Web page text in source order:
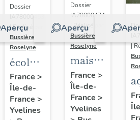
Aperçu
Dossier
| Réalisé par
Bussière
Roselyne
école
primaire
de
filles,
France >
Île-de-
France >
Yvelines
Aperçu
Dossier
IA78000474
| Réalisé par
Bussière
Roselyne
maison
dite
villa
Saint
Marie
France >
Île-de-
France >
Yvelines
|